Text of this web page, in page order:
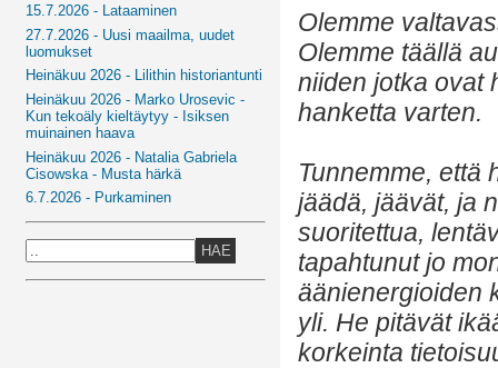
15.7.2026 - Lataaminen
27.7.2026 - Uusi maailma, uudet
luomukset
Heinäkuu 2026 - Lilithin historiantunti
Heinäkuu 2026 - Marko Urosevic -
Kun tekoäly kieltäytyy - Isiksen
muinainen haava
Heinäkuu 2026 - Natalia Gabriela
Cisowska - Musta härkä
6.7.2026 - Purkaminen
HAE
Olemme
Olemme täällä
niiden jotka ovat
hanketta varten.
Tunnemme, että
jäädä, jäävät, ja
suoritettua,
tapahtunut jo
äänienergioiden
yli. He pitävät
korkeinta